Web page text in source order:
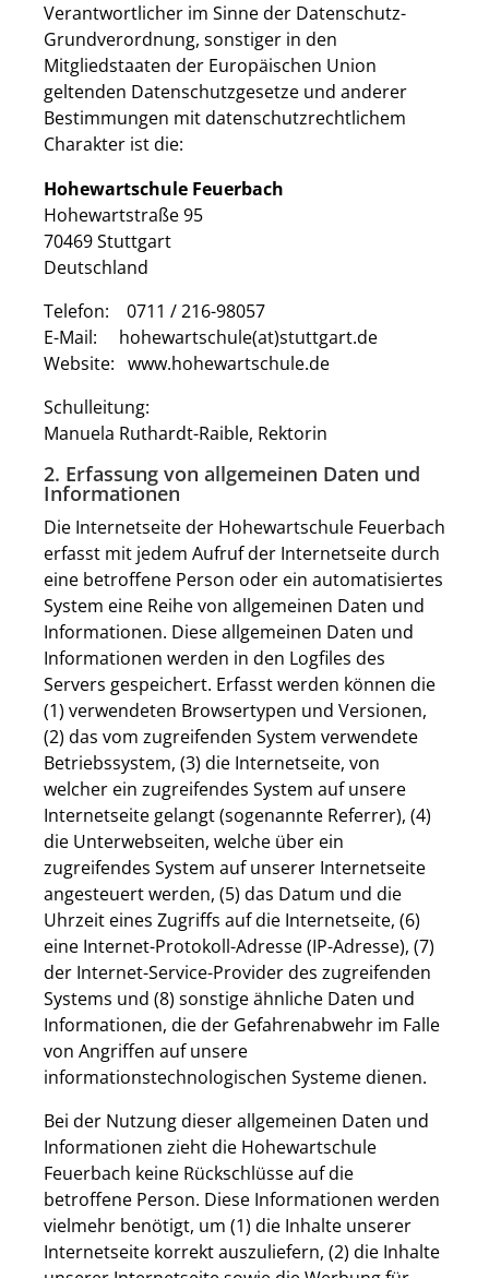
Verantwortlicher im Sinne der Datenschutz-
Grundverordnung, sonstiger in den
Mitgliedstaaten der Europäischen Union
geltenden Datenschutzgesetze und anderer
Bestimmungen mit datenschutzrechtlichem
Charakter ist die:
Hohewartschule Feuerbach
Hohewartstraße 95
70469 Stuttgart
Deutschland
Telefon: 0711 / 216-98057
E-Mail: hohewartschule(at)stuttgart.de
Website: www.hohewartschule.de
Schulleitung:
Manuela Ruthardt-Raible, Rektorin
2. Erfassung von allgemeinen Daten und
Informationen
Die Internetseite der Hohewartschule Feuerbach
erfasst mit jedem Aufruf der Internetseite durch
eine betroffene Person oder ein automatisiertes
System eine Reihe von allgemeinen Daten und
Informationen. Diese allgemeinen Daten und
Informationen werden in den Logfiles des
Servers gespeichert. Erfasst werden können die
(1) verwendeten Browsertypen und Versionen,
(2) das vom zugreifenden System verwendete
Betriebssystem, (3) die Internetseite, von
welcher ein zugreifendes System auf unsere
Internetseite gelangt (sogenannte Referrer), (4)
die Unterwebseiten, welche über ein
zugreifendes System auf unserer Internetseite
angesteuert werden, (5) das Datum und die
Uhrzeit eines Zugriffs auf die Internetseite, (6)
eine Internet-Protokoll-Adresse (IP-Adresse), (7)
der Internet-Service-Provider des zugreifenden
Systems und (8) sonstige ähnliche Daten und
Informationen, die der Gefahrenabwehr im Falle
von Angriffen auf unsere
informationstechnologischen Systeme dienen.
Bei der Nutzung dieser allgemeinen Daten und
Informationen zieht die Hohewartschule
Feuerbach keine Rückschlüsse auf die
betroffene Person. Diese Informationen werden
vielmehr benötigt, um (1) die Inhalte unserer
Internetseite korrekt auszuliefern, (2) die Inhalte